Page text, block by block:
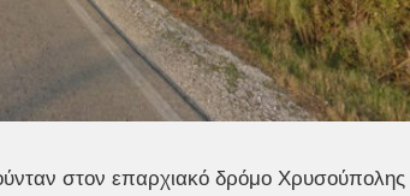
στον επαρχιακό δρόμο Χρυσούπολης